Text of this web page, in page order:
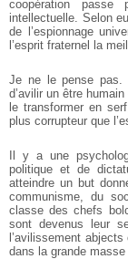
coopération passe
intellectuelle. Selon
de l’espionnage
l’esprit fraternel la
Je ne le pense pas.
d’avilir un être
le transformer en
plus corrupteur que
Il y a une
politique et de
atteindre un but
communisme, du
classe des chefs
sont devenus leur
l’avilissement
dans la grande masse